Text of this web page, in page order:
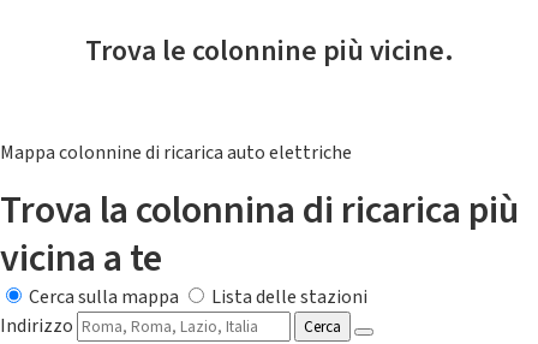
Trova le colonnine più vicine.
Mappa colonnine di ricarica auto elettriche
Trova la colonnina di ricarica più
vicina a te
Cerca sulla mappa
Lista delle stazioni
Indirizzo
Cerca